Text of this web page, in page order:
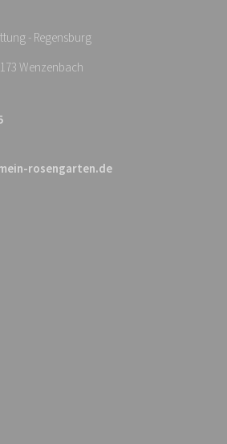
- Regensburg
Wenzenbach
rosengarten.de